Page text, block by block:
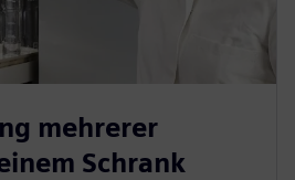
mehrerer
Schrank